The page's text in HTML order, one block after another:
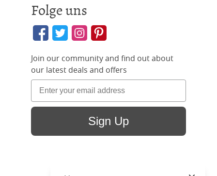
Folge uns
Join our community and find out about
our latest deals and offers
Sign Up